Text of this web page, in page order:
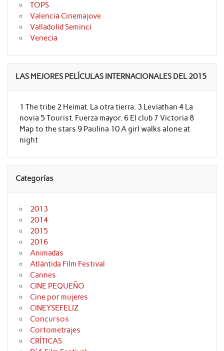
TOPS
Valencia Cinemajove
Valladolid Seminci
Venecia
LAS MEJORES PELÍCULAS INTERNACIONALES DEL 2015
1 The tribe 2 Heimat. La otra tierra. 3 Leviathan 4 La
novia 5 Tourist. Fuerza mayor. 6 El club 7 Victoria 8
Map to the stars 9 Paulina 10 A girl walks alone at
night
Categorías
2013
2014
2015
2016
Animadas
Atlántida Film Festival
Cannes
CINE PEQUEÑO
Cine por mujeres
CINEYSEFELIZ
Concursos
Cortometrajes
CRÍTICAS